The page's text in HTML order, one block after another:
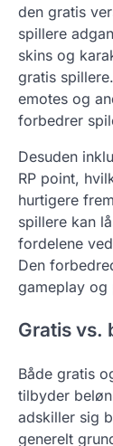
den gratis
spillere
skins og
gratis
emotes og
forbedrer
Desuden
RP point,
hurtigere
spillere kan
fordelene
Den
gameplay og
Gratis vs.
Både gratis
tilbyder
adskiller sig
generelt